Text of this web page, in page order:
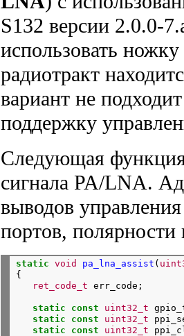
S132 версии 2.0.0-
использовать
радиотракт
вариант не
поддержку
Следующая
сигнала PA/LNA.
выводов
портов, полярности
static void pa_lna_assist (
{
ret_code_t
static const uint32_t
static
const uint32_t
static
const uint32_t